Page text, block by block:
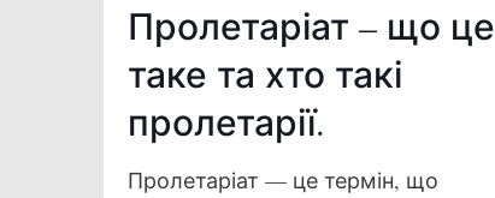
Пролетаріат – що це
таке та хто такі
пролетарії.
Пролетаріат — це термін, що